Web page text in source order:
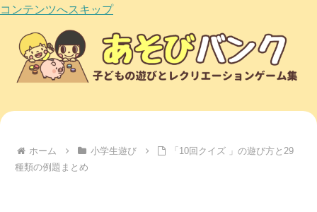
コンテンツへスキップ
ホーム 小学生遊び
「10回クイズ 」の遊び方と29
種類の例題まとめ